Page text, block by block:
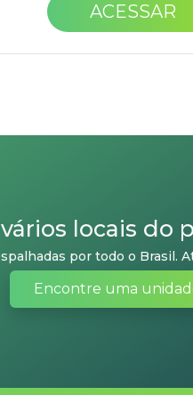
ACESSAR
locais do
por todo o Brasil.
Encontre uma